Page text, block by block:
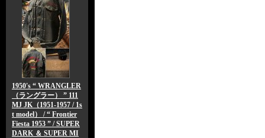
1950's “ WRANGLER
（ラングラー） ” 111
MJ JK（1951-1957 / 1s
t model） / “ Frontier
Fiesta 1953 ” / SUPER
DARK ＆ SUPER MI